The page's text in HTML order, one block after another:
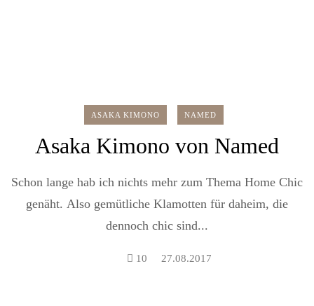
ASAKA KIMONO NAMED
Asaka Kimono von Named
Schon lange hab ich nichts mehr zum Thema Home Chic
genäht. Also gemütliche Klamotten für daheim, die
dennoch chic sind...
10 27.08.2017